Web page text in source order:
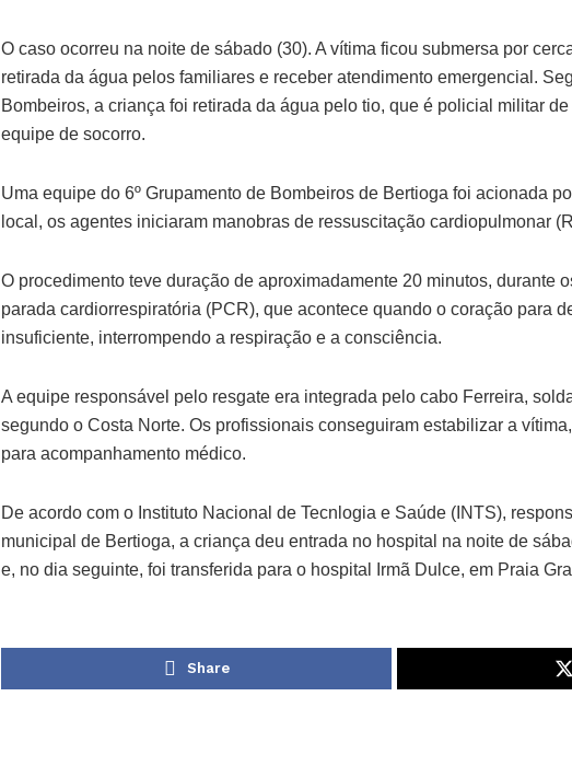
O caso ocorreu na noite de sábado (30). A vítima ficou submersa por
retirada da água pelos familiares e receber atendimento emergencial.
Bombeiros, a criança foi retirada da água pelo tio, que é policial militar
equipe de socorro.
Uma equipe do 6º Grupamento de Bombeiros de Bertioga foi acionada
local, os agentes iniciaram manobras de ressuscitação cardiopulmonar
O procedimento teve duração de aproximadamente 20 minutos, durante
parada cardiorrespiratória (PCR), que acontece quando o coração para
insuficiente, interrompendo a respiração e a consciência.
A equipe responsável pelo resgate era integrada pelo cabo Ferreira,
segundo o Costa Norte. Os profissionais conseguiram estabilizar a
para acompanhamento médico.
De acordo com o Instituto Nacional de Tecnlogia e Saúde (INTS),
municipal de Bertioga, a criança deu entrada no hospital na noite de
e, no dia seguinte, foi transferida para o hospital Irmã Dulce, em Praia
Share